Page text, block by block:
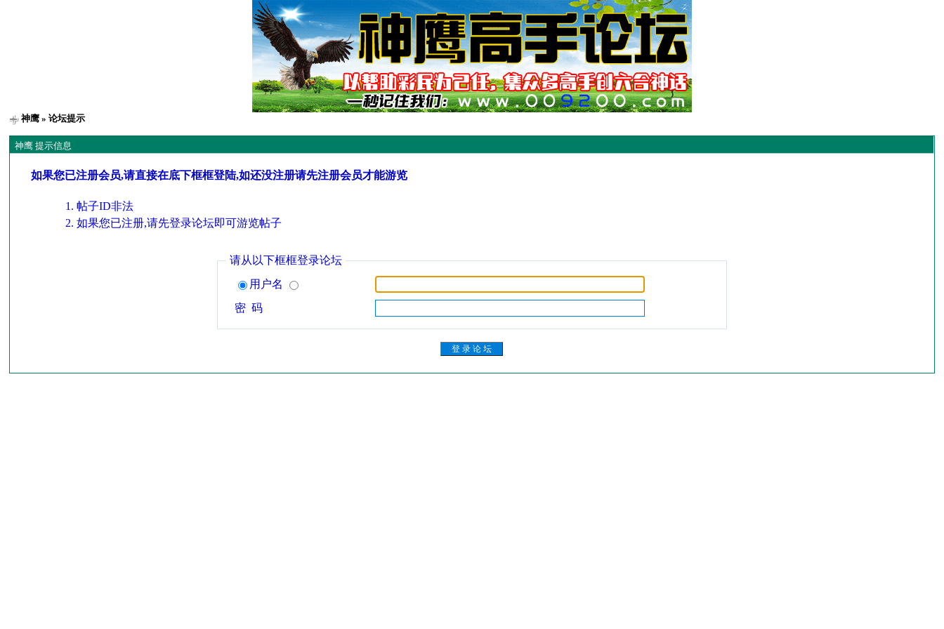
神鹰 » 论坛提示
神鹰 提示信息
如果您已注册会员,请直接在底下框框登陆,如还没注册请先注册会员才能游览
帖子ID非法
如果您已注册,请先登录论坛即可游览帖子
请从以下框框登录论坛
用户名
密 码